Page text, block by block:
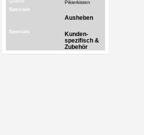
Qualität
Pikierkisten
Specials
Ausheben
Specials
Kunden-
spezifisch &
Zubehör